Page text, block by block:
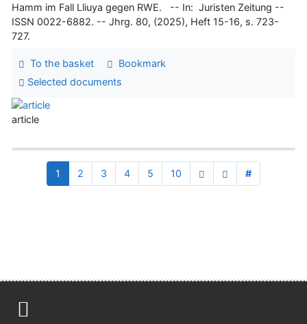
Hamm im Fall Lliuya gegen RWE. -- In: Juristen Zeitung --
ISSN 0022-6882. -- Jhrg. 80, (2025), Heft 15-16, s. 723-
727.
To the basket
Bookmark
Selected documents
article
1 2 3 4 5 10 #